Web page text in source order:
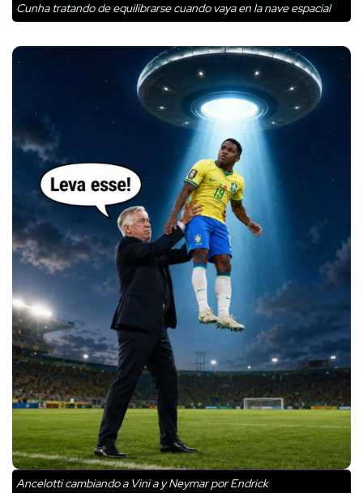
Cunha tratando de equilibrarse cuando vaya en la nave espacial
Ancelotti cambiando a Vini a y Neymar por Endrick